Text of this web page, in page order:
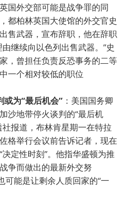
国外交部可能是战争罪的同
都柏林英国大使馆的外交官史
售武器，宣布辞职，他在辞职
继续向以色列出售武器。”史
，曾担任负责反恐事务的二等
一个相对较低的职位
或为“最后机会” ：美国国务卿
沙地带停火谈判的“最后机
报道，布林肯星期一在特拉
格举行会议前告诉记者，现在
定性时刻”。他指华盛顿为推
争而做出的最新外交努
可能是让剩余人质回家的“一